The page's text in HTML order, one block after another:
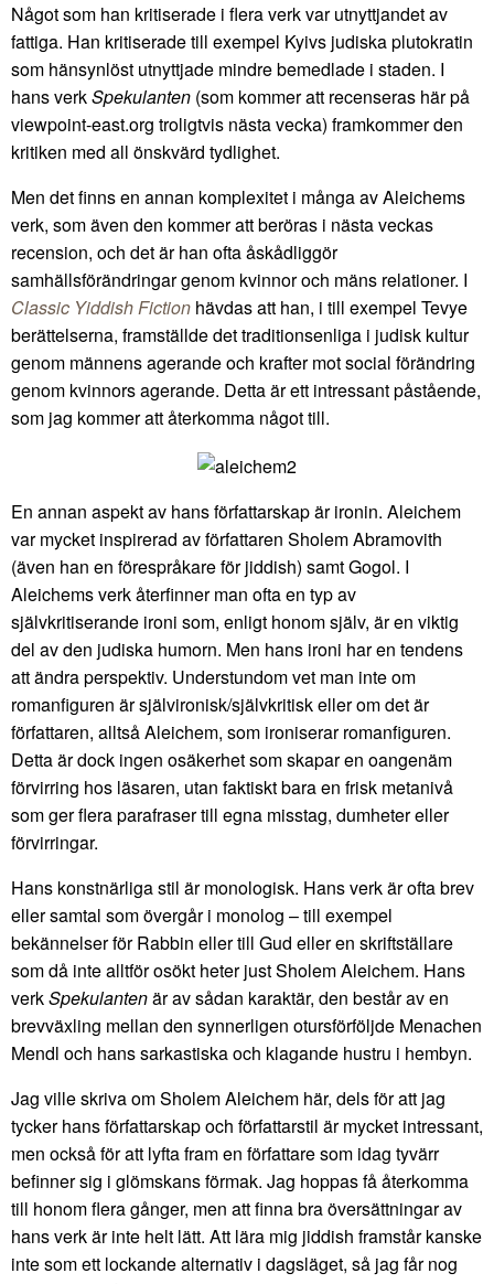
Något som han kritiserade i flera verk var utnyttjandet av
fattiga. Han kritiserade till exempel Kyivs judiska plutokratin
som hänsynlöst utnyttjade mindre bemedlade i staden. I
hans verkSpekulanten (som kommer att recenseras här på
viewpoint-east.org troligtvis nästa vecka) framkommer den
kritiken med all önskvärd tydlighet.
Men det finns en annan komplexitet i många av Aleichems
verk, som även den kommer att beröras i nästa veckas
recension, och det är han ofta åskådliggör
samhällsförändringar genom kvinnor och mäns relationer. I
Classic Yiddish Fiction hävdas att han, i till exempel Tevye
berättelserna, framställde det traditionsenliga i judisk kultur
genom männens agerande och krafter mot social förändring
genom kvinnors agerande. Detta är ett intressant påstående,
som jag kommer att återkomma något till.
En annan aspekt av hans författarskap är ironin. Aleichem
var mycket inspirerad av författaren Sholem Abramovith
(även han en förespråkare för jiddish) samt Gogol. I
Aleichems verk återfinner man ofta en typ av
självkritiserande ironi som, enligt honom själv, är en viktig
del av den judiska humorn. Men hans ironi har en tendens
att ändra perspektiv. Understundom vet man inte om
romanfiguren är självironisk/självkritisk eller om det är
författaren, alltså Aleichem, som ironiserar romanfiguren.
Detta är dock ingen osäkerhet som skapar en oangenäm
förvirring hos läsaren, utan faktiskt bara en frisk metanivå
som ger flera parafraser till egna misstag, dumheter eller
förvirringar.
Hans konstnärliga stil är monologisk. Hans verk är ofta brev
eller samtal som övergår i monolog – till exempel
bekännelser för Rabbin eller till Gud eller en skriftställare
som då inte alltför osökt heter just Sholem Aleichem. Hans
verkSpekulantenär av sådan karaktär, den består av en
brevväxling mellan den synnerligen otursförföljde Menachen
Mendl och hans sarkastiska och klagande hustru i hembyn.
Jag ville skriva om Sholem Aleichem här, dels för att jag
tycker hans författarskap och författarstil är mycket intressant,
men också för att lyfta fram en författare som idag tyvärr
befinner sig i glömskans förmak. Jag hoppas få återkomma
till honom flera gånger, men att finna bra översättningar av
hans verk är inte helt lätt. Att lära mig jiddish framstår kanske
inte som ett lockande alternativ i dagsläget, så jag får nog